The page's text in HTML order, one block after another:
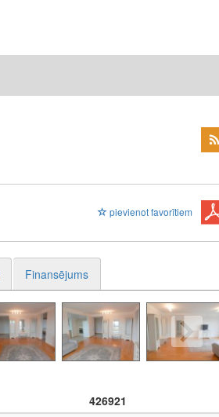
pievienot favorītiem
Finansējums
426921